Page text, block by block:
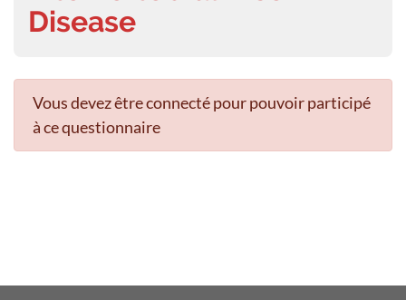
Disease
Vous devez être connecté pour pouvoir participé
à ce questionnaire